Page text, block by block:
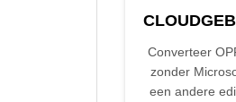
Converteer
zonder
een andere